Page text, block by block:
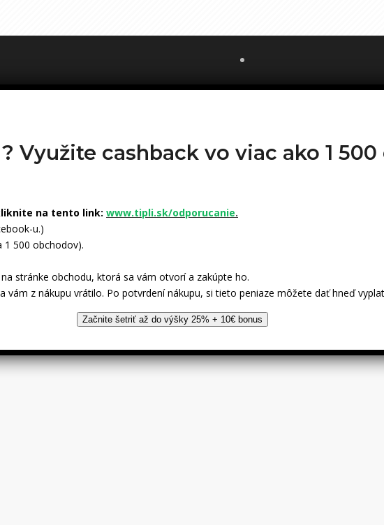
Využite cashback vo viac ako 1
na tento link: www.tipli.sk/odporucanie.
u.)
1 500 obchodov).
stránke obchodu, ktorá sa vám otvorí a zakúpte ho.
vám z nákupu vrátilo. Po potvrdení nákupu, si tieto peniaze môžete dať hneď
Začnite šetriť až do výšky 25% + 10€ bonus